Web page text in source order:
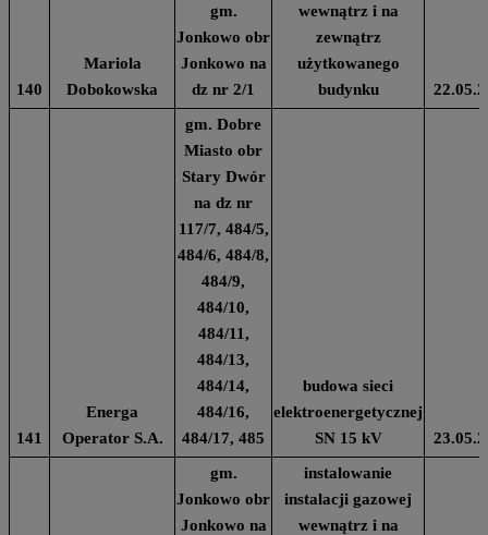
140
Mariola
Dobokowska
gm.
Jonkowo obr
Jonkowo na
dz nr 2/1
wewnątrz i na
zewnątrz
użytkowanego
budynku
141
Energa
Operator S.A.
gm. Dobre
Miasto obr
Stary Dwór
na dz nr
117/7, 484/5,
484/6, 484/8,
484/9,
484/10,
484/11,
484/13,
484/14,
484/16,
484/17, 485
budowa sieci
elektroenergetycznej
SN 15 kV
gm.
Jonkowo obr
Jonkowo na
instalowanie
instalacji gazowej
wewnątrz i na